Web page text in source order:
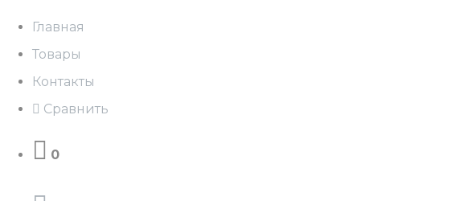
Главная
Товары
Контакты
Сравнить
0